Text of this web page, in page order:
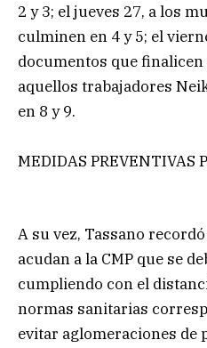
2 y 3; el jueves 27, a los
culminen en 4 y 5; el
documentos que finalicen
aquellos trabajadores
en 8 y 9.
MEDIDAS PREVENTIVAS
A su vez, Tassano
acudan a la CMP que se
cumpliendo con el
normas sanitarias
evitar aglomeraciones de